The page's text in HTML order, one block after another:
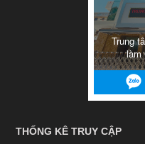
THỐNG KÊ TRUY CẬP